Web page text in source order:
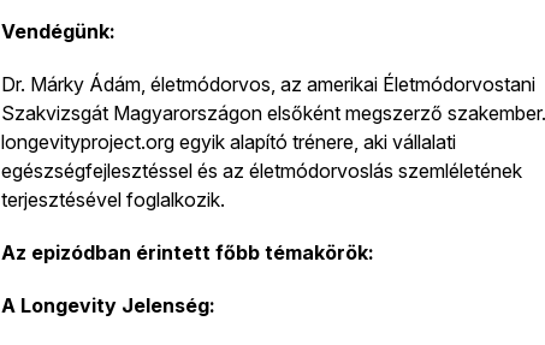
Vendégünk:
Dr. Márky Ádám, életmódorvos, az amerikai Életmódorvostani
Szakvizsgát Magyarországon elsőként megszerző
longevityproject.org egyik alapító trénere, aki vállalati
egészségfejlesztéssel és az életmódorvoslás szemléletének
terjesztésével foglalkozik.
Az epizódban érintett főbb témakörök:
A Longevity Jelenség: